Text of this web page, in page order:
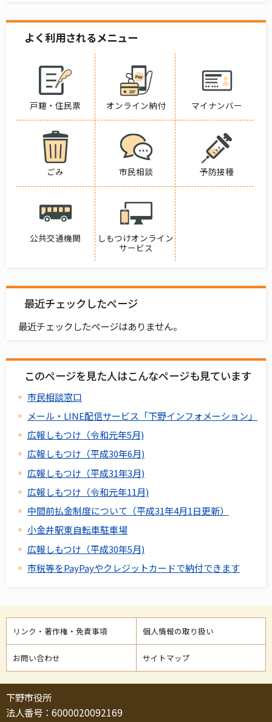
よく利用されるメニュー
戸籍・住民票 オンライン納付 マイナンバー
ごみ 市民相談 予防接種
公共交通機関
しもつけオンライン
サービス
最近チェックしたページ
最近チェックしたページはありません。
このページを見た人はこんなページも見ています
市民相談窓口
メール・LINE配信サービス「下野インフォメーション」
広報しもつけ（令和元年5月)
広報しもつけ（平成30年6月)
広報しもつけ（平成31年3月)
広報しもつけ（令和元年11月)
中間前払金制度について（平成31年4月1日更新）
小金井駅東自転車駐車場
広報しもつけ（平成30年5月)
市税等をPayPayやクレジットカードで納付できます
リンク・著作権・免責事項 個人情報の取り扱い
お問い合わせ サイトマップ
下野市役所
法人番号：6000020092169